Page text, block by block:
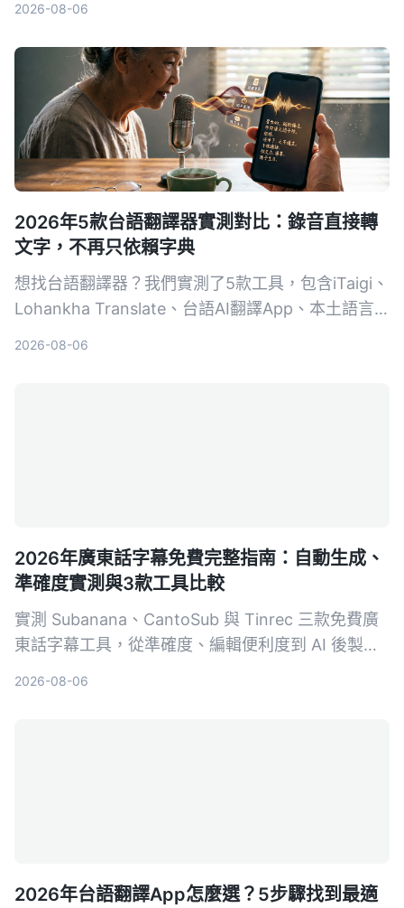
點。
2026-08-06
2026年5款台語翻譯器實測對比：錄音直接轉
文字，不再只依賴字典
想找台語翻譯器？我們實測了5款工具，包含iTaigi、
Lohankha Translate、台語AI翻譯App、本土語言
2026-08-06
2026年廣東話字幕免費完整指南：自動生成、
準確度實測與3款工具比較
實測 Subanana、CantoSub 與 Tinrec 三款免費廣
東話字幕工具，從準確度、編輯便利度到 AI 後製能
2026-08-06
2026年台語翻譯App怎麼選？5步驟找到最適